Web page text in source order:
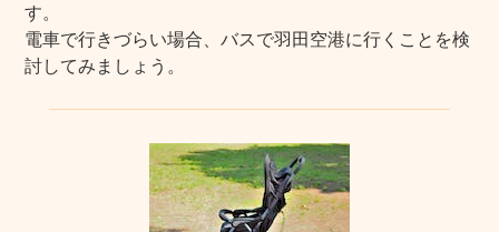
す。
電車で行きづらい場合、バスで羽田空港に行くことを検
討してみましょう。